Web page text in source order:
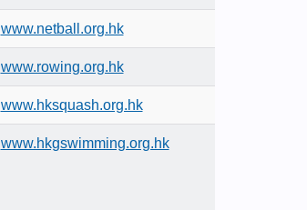
www.netball.org.hk
www.rowing.org.hk
www.hksquash.org.hk
www.hkgswimming.org.hk